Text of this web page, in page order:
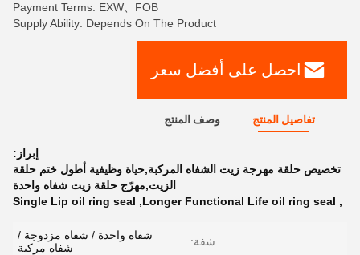
Payment Terms: EXW、FOB
Supply Ability: Depends On The Product
احصل على أفضل سعر
تفاصيل المنتج وصف المنتج
إبراز:
تخصيص حلقة مهرجة زيت الشفاه المركبة,حياة وظيفية أطول ختم حلقة
الزيت,مهرّج حلقة زيت شفاه واحدة
,
Longer Functional Life oil ring seal
,
Single Lip oil ring seal
شفة:
شفاه واحدة / شفاه مزدوجة /
شفاه مركبة